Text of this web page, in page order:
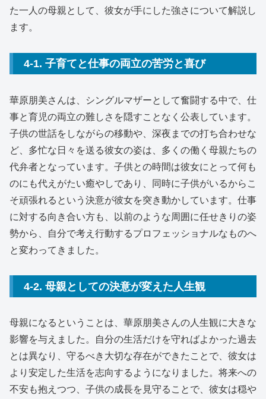
た一人の母親として、彼女が手にした強さについて解説し
ます。
4-1. 子育てと仕事の両立の苦労と喜び
華原朋美さんは、シングルマザーとして奮闘する中で、仕
事と育児の両立の難しさを隠すことなく公表しています。
子供の世話をしながらの移動や、深夜までの打ち合わせな
ど、多忙な日々を送る彼女の姿は、多くの働く母親たちの
代弁者となっています。子供との時間は彼女にとって何も
のにも代えがたい癒やしであり、同時に子供がいるからこ
そ頑張れるという決意が彼女を突き動かしています。仕事
に対する向き合い方も、以前のような周囲に任せきりの姿
勢から、自分で考え行動するプロフェッショナルなものへ
と変わってきました。
4-2. 母親としての決意が変えた人生観
母親になるということは、華原朋美さんの人生観に大きな
影響を与えました。自分の生活だけを守ればよかった過去
とは異なり、守るべき大切な存在ができたことで、彼女は
より安定した生活を志向するようになりました。将来への
不安も抱えつつ、子供の成長を見守ることで、彼女は穏や